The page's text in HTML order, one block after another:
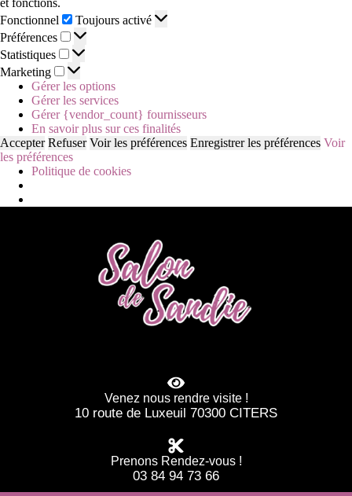
Fonctionnel
Toujours activé
Préférences
Statistiques
Marketing
Gérer les options
Gérer les services
Gérer {vendor_count} fournisseurs
En savoir plus sur ces finalités
Accepter Refuser Voir les préférences Enregistrer les préférences Voir
les préférences
Politique de cookies
Venez nous rendre visite !
10 route de Luxeuil 70300 CITERS
Prenons Rendez-vous !
03 84 94 73 66